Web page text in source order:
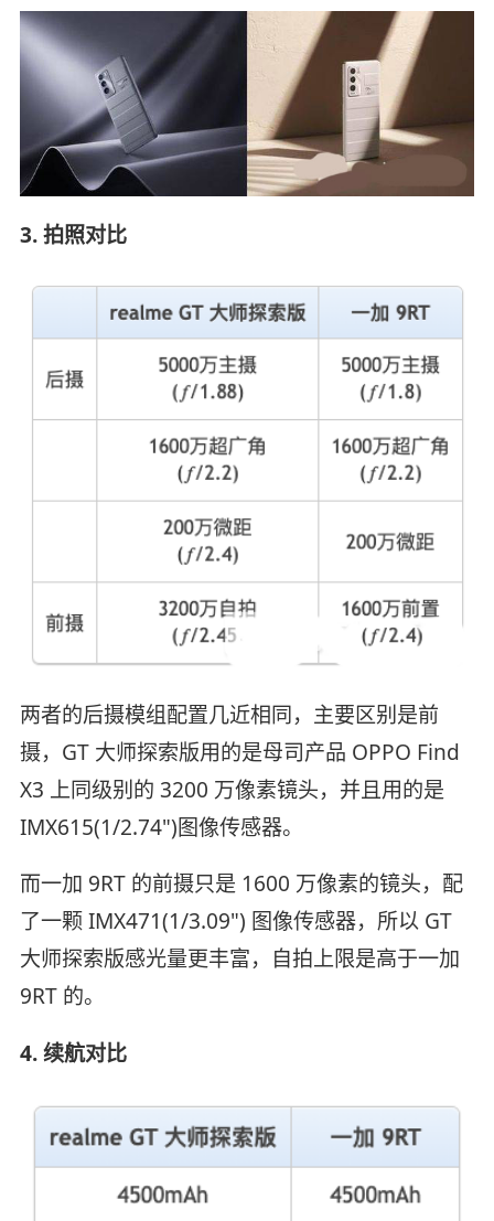
3. 拍照对比
两者的后摄模组配置几近相同，主要区别是前
摄，GT 大师探索版用的是母司产品 OPPO Find
X3 上同级别的 3200 万像素镜头，并且用的是
IMX615(1/2.74")图像传感器。
而一加 9RT 的前摄只是 1600 万像素的镜头，配
了一颗 IMX471(1/3.09") 图像传感器，所以 GT
大师探索版感光量更丰富，自拍上限是高于一加
9RT 的。
4. 续航对比